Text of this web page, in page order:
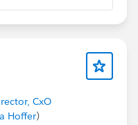
CxO
Hoffer)